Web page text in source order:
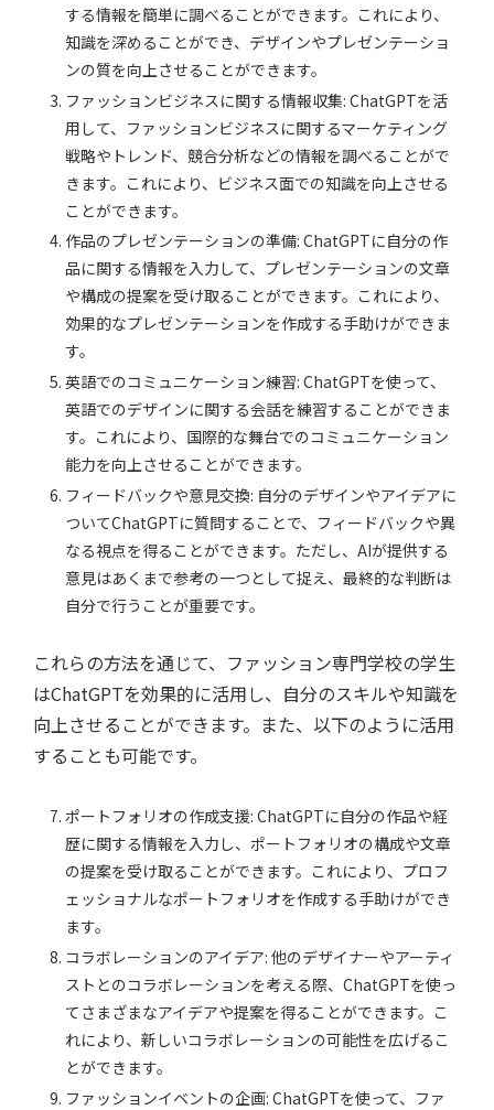
する情報を簡単に調べることができます。これにより、
知識を深めることができ、デザインやプレゼンテーショ
ンの質を向上させることができます。
ファッションビジネスに関する情報収集: ChatGPTを活
用して、ファッションビジネスに関するマーケティング
戦略やトレンド、競合分析などの情報を調べることがで
きます。これにより、ビジネス面での知識を向上させる
ことができます。
作品のプレゼンテーションの準備: ChatGPTに自分の作
品に関する情報を入力して、プレゼンテーションの文章
や構成の提案を受け取ることができます。これにより、
効果的なプレゼンテーションを作成する手助けができま
す。
英語でのコミュニケーション練習: ChatGPTを使って、
英語でのデザインに関する会話を練習することができま
す。これにより、国際的な舞台でのコミュニケーション
能力を向上させることができます。
フィードバックや意見交換: 自分のデザインやアイデアに
ついてChatGPTに質問することで、フィードバックや異
なる視点を得ることができます。ただし、AIが提供する
意見はあくまで参考の一つとして捉え、最終的な判断は
自分で行うことが重要です。
これらの方法を通じて、ファッション専門学校の学生
はChatGPTを効果的に活用し、自分のスキルや知識を
向上させることができます。また、以下のように活用
することも可能です。
ポートフォリオの作成支援: ChatGPTに自分の作品や経
歴に関する情報を入力し、ポートフォリオの構成や文章
の提案を受け取ることができます。これにより、プロフ
ェッショナルなポートフォリオを作成する手助けができ
ます。
コラボレーションのアイデア: 他のデザイナーやアーティ
ストとのコラボレーションを考える際、ChatGPTを使っ
てさまざまなアイデアや提案を得ることができます。こ
れにより、新しいコラボレーションの可能性を広げるこ
とができます。
ファッションイベントの企画: ChatGPTを使って、ファ